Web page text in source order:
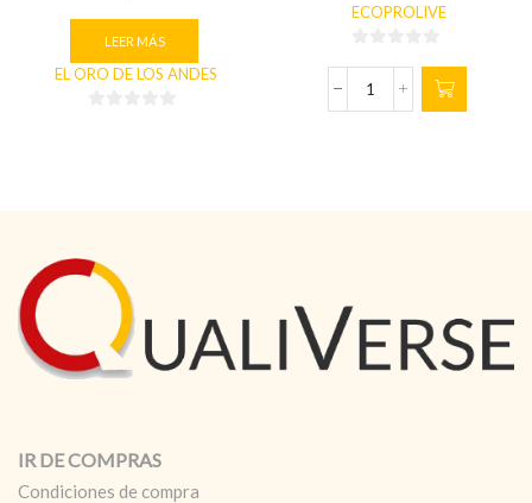
LEER MÁS
EL ORO DE LOS ANDES
ECOPROLIVE
de
5
PREBIOFENOL
IR DE COMPRAS
Condiciones de compra